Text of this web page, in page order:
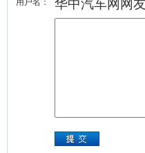
用户名： 华中汽车网网友